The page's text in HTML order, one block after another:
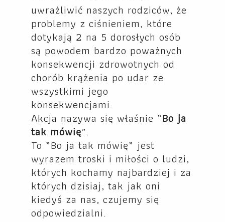
uwrażliwić naszych rodziców, że
problemy z ciśnieniem, które
dotykają 2 na 5 dorosłych osób
są powodem bardzo poważnych
konsekwencji zdrowotnych od
chorób krążenia po udar ze
wszystkimi jego
konsekwencjami.
Akcja nazywa się właśnie „Bo ja
tak mówię„.
To „Bo ja tak mówię” jest
wyrazem troski i miłości o ludzi,
których kochamy najbardziej i za
których dzisiaj, tak jak oni
kiedyś za nas, czujemy się
odpowiedzialni.